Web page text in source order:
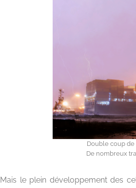
Double coup
De nombreux
Mais le plein développement des